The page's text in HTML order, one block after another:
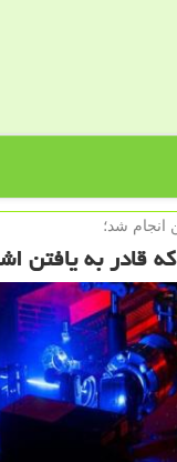
شد؛
قادر به یافتن